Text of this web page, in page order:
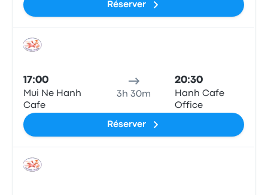
Réserver
17:00
Mui Ne Hanh
Cafe
3h 30m
20:30
Hanh Cafe
Office
Réserver